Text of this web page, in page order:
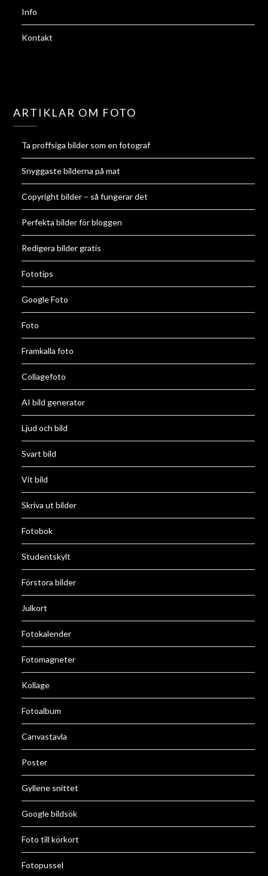
Info
Kontakt
ARTIKLAR OM FOTO
Ta proffsiga bilder som en fotograf
Snyggaste bilderna på mat
Copyright bilder – så fungerar det
Perfekta bilder för bloggen
Redigera bilder gratis
Fototips
Google Foto
Foto
Framkalla foto
Collagefoto
AI bild generator
Ljud och bild
Svart bild
Vit bild
Skriva ut bilder
Fotobok
Studentskylt
Förstora bilder
Julkort
Fotokalender
Fotomagneter
Kollage
Fotoalbum
Canvastavla
Poster
Gyllene snittet
Google bildsök
Foto till körkort
Fotopussel